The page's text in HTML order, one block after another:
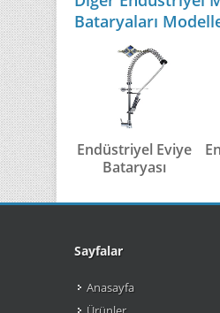
Bataryaları
Endüstriyel Eviye
Bataryası
Sayfalar
Anasayfa